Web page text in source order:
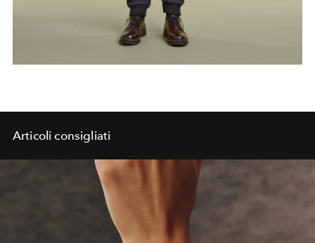
Articoli consigliati